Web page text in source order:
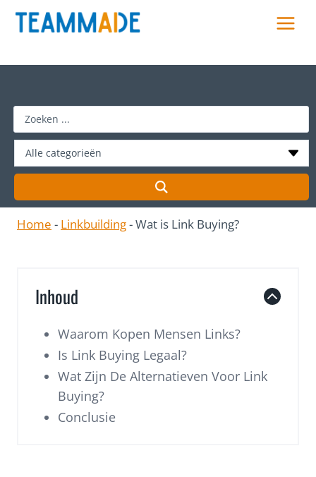
Skip
h
Home - Linkbuilding-Wat is Link Buying?
Inhoud
Waarom Kopen Mensen Links?
Is Link Buying Legaal?
Wat Zijn De Alternatieven Voor Link
Buying?
Conclusie